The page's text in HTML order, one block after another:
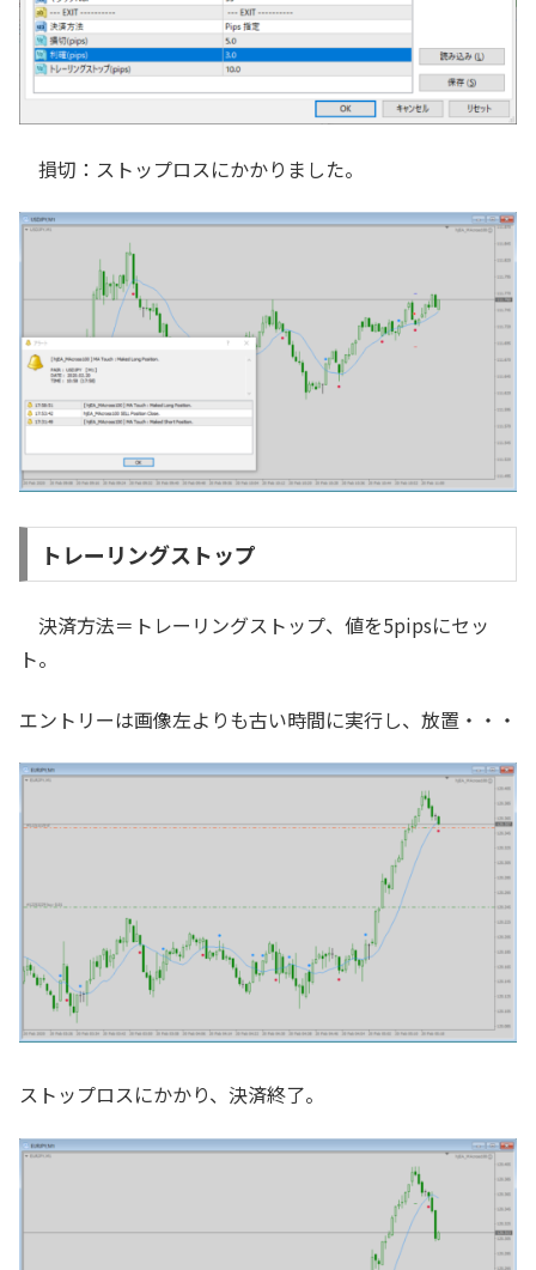
損切：ストップロスにかかりました。
トレーリングストップ
決済方法＝トレーリングストップ、値を5pipsにセッ
ト。
エントリーは画像左よりも古い時間に実行し、放置・・・
ストップロスにかかり、決済終了。